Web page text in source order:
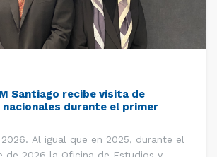
Santiago recibe visita de
nacionales durante el primer
Al igual que en 2025, durante el